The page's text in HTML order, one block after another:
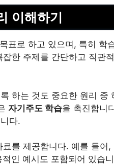
이해하기
표로 하고 있으며, 특히 학
한 주제를 간단하고 직관
하는 것도 중요한 원리 중
자기주도 학습을 촉진합니
다.
를 제공합니다. 예를 들어
인 예시도 포함되어 있습